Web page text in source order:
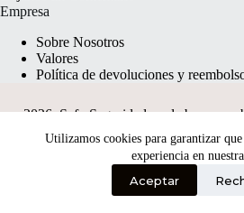
Utilizamos cookies para garantizar
experiencia en
Aceptar
Empresa
Sobre Nosotros
Valores
Política de devoluciones y
2026, Safy Seguridad made by